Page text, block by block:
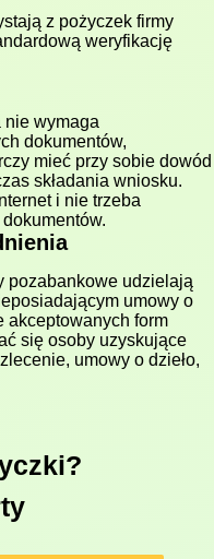
z pożyczek firmy
weryfikację
nie wymaga
dokumentów,
mieć przy sobie dowód
składania wniosku.
i nie trzeba
pozabankowe udzielają
umowy o
akceptowanych form
się osoby uzyskujące
umowy o dzieło,